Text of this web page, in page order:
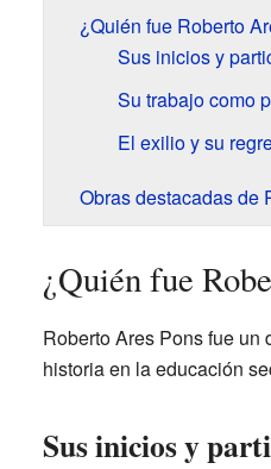
¿Quién fue Roberto
Sus inicios y
Su trabajo como
El exilio y su
Obras destacadas de
¿Quién fue
Roberto Ares Pons fue un
historia en la educación
Sus inicios y